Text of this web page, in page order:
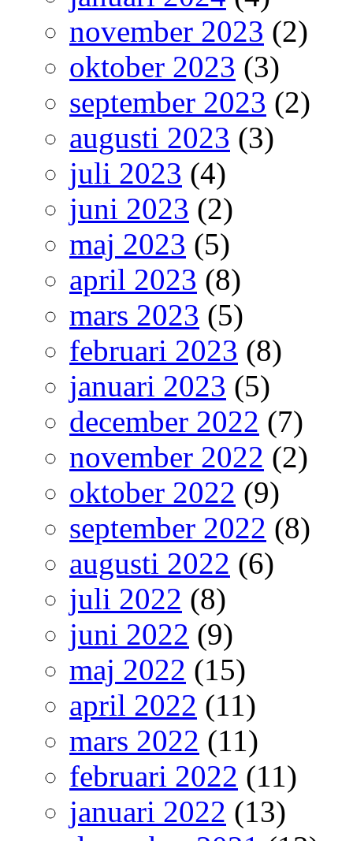
november 2023 (2)
oktober 2023 (3)
september 2023 (2)
augusti 2023 (3)
juli 2023 (4)
juni 2023 (2)
maj 2023 (5)
april 2023 (8)
mars 2023 (5)
februari 2023 (8)
januari 2023 (5)
december 2022 (7)
november 2022 (2)
oktober 2022 (9)
september 2022 (8)
augusti 2022 (6)
juli 2022 (8)
juni 2022 (9)
maj 2022 (15)
april 2022 (11)
mars 2022 (11)
februari 2022 (11)
januari 2022 (13)